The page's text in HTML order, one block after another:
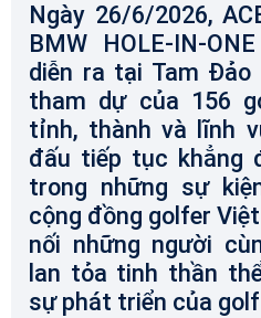
Ngày 26/6/2026,
BMW HOLE-IN-
diễn ra tại Tam
tham dự của 156
tỉnh, thành và lĩnh
đấu tiếp tục khẳng
trong những sự
cộng đồng golfer
nối những người
lan tỏa tinh thần
sự phát triển của